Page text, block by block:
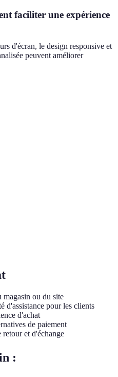
faciliter une expérience
d'écran, le design responsive et
peuvent améliorer
ou du site
d'assistance pour les clients
d'achat
de paiement
et d'échange
: